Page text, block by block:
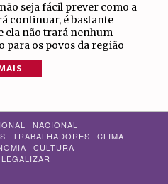
seja fácil prever como a
continuar, é bastante
ela não trará nenhum
para os povos da região
NACIONAL
TRABALHADORES
CLIMA
CULTURA